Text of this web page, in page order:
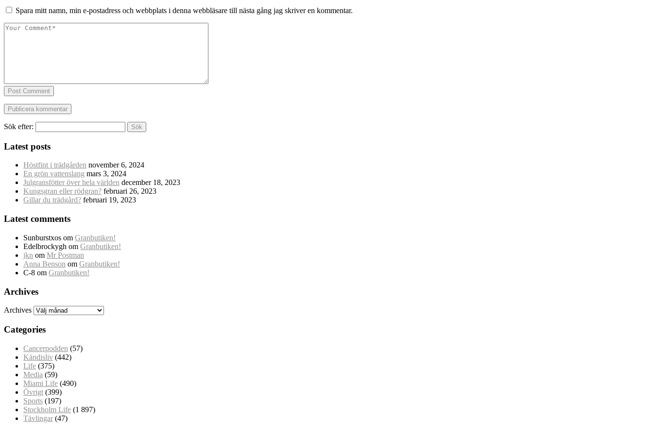
Spara mitt namn, min e-postadress och webbplats i denna webbläsare till nästa gång jag skriver en kommentar.
Post Comment
Sök efter:
Latest posts
Höstfint i trädgården november 6, 2024
En grön vattenslang mars 3, 2024
Julgransfötter över hela världen december 18, 2023
Kungsgran eller rödgran? februari 26, 2023
Gillar du trädgård? februari 19, 2023
Latest comments
Sunburstxos om Granbutiken!
Edelbrockygh om Granbutiken!
jkn om Mr Postman
Anna Benson om Granbutiken!
C-8 om Granbutiken!
Archives
Archives
Categories
Cancerpodden (57)
Kändisliv (442)
Life (375)
Media (59)
Miami Life (490)
Övrigt (399)
Sports (197)
Stockholm Life (1 897)
Tävlingar (47)